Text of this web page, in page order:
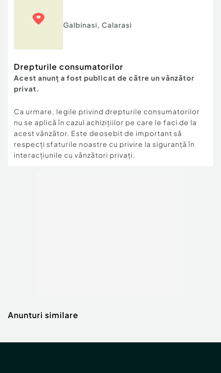
Galbinasi, Calarasi
Drepturile consumatorilor
Acest anunț a fost publicat de către un vânzător
privat.
Ca urmare, legile privind drepturile consumatorilor
nu se aplică în cazul achizițiilor pe care le faci de la
acest vânzător. Este deosebit de important să
respecți sfaturile noastre cu privire la siguranță în
interacțiunile cu vânzători privați.
Anunturi similare